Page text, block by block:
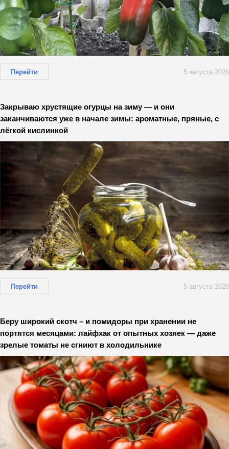
Перейти 5 августа 2026
Закрываю хрустящие огурцы на зиму — и они
заканчиваются уже в начале зимы: ароматные, пряные, с
лёгкой кислинкой
Перейти 5 августа 2026
Беру широкий скотч – и помидоры при хранении не
портятся месяцами: лайфхак от опытных хозяек — даже
зрелые томаты не сгниют в холодильнике